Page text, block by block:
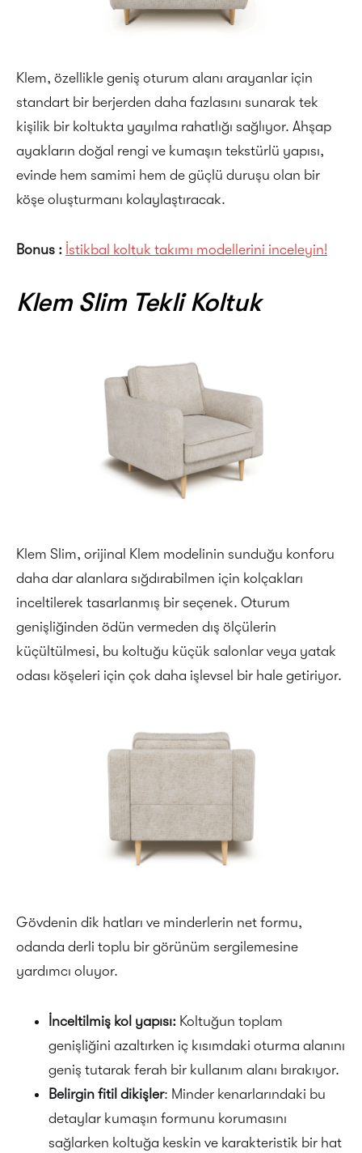
Klem, özellikle geniş oturum alanı arayanlar için
standart bir berjerden daha fazlasını sunarak tek
kişilik bir koltukta yayılma rahatlığı sağlıyor. Ahşap
ayakların doğal rengi ve kumaşın tekstürlü yapısı,
evinde hem samimi hem de güçlü duruşu olan bir
köşe oluşturmanı kolaylaştıracak.
Bonus : İstikbal koltuk takımı modellerini inceleyin!
Klem Slim Tekli Koltuk
Klem Slim, orijinal Klem modelinin sunduğu konforu
daha dar alanlara sığdırabilmen için kolçakları
inceltilerek tasarlanmış bir seçenek. Oturum
genişliğinden ödün vermeden dış ölçülerin
küçültülmesi, bu koltuğu küçük salonlar veya yatak
odası köşeleri için çok daha işlevsel bir hale getiriyor.
Gövdenin dik hatları ve minderlerin net formu,
odanda derli toplu bir görünüm sergilemesine
yardımcı oluyor.
İnceltilmiş kol yapısı: Koltuğun toplam
genişliğini azaltırken iç kısımdaki oturma alanını
geniş tutarak ferah bir kullanım alanı bırakıyor.
Belirgin fitil dikişler: Minder kenarlarındaki bu
detaylar kumaşın formunu korumasını
sağlarken koltuğa keskin ve karakteristik bir hat